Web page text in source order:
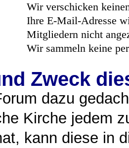
Wir verschicken
Ihre E-Mail-Adresse
Mitgliedern nicht
Wir sammeln keine
Zweck
dazu
Kirche jedem
kann diese in